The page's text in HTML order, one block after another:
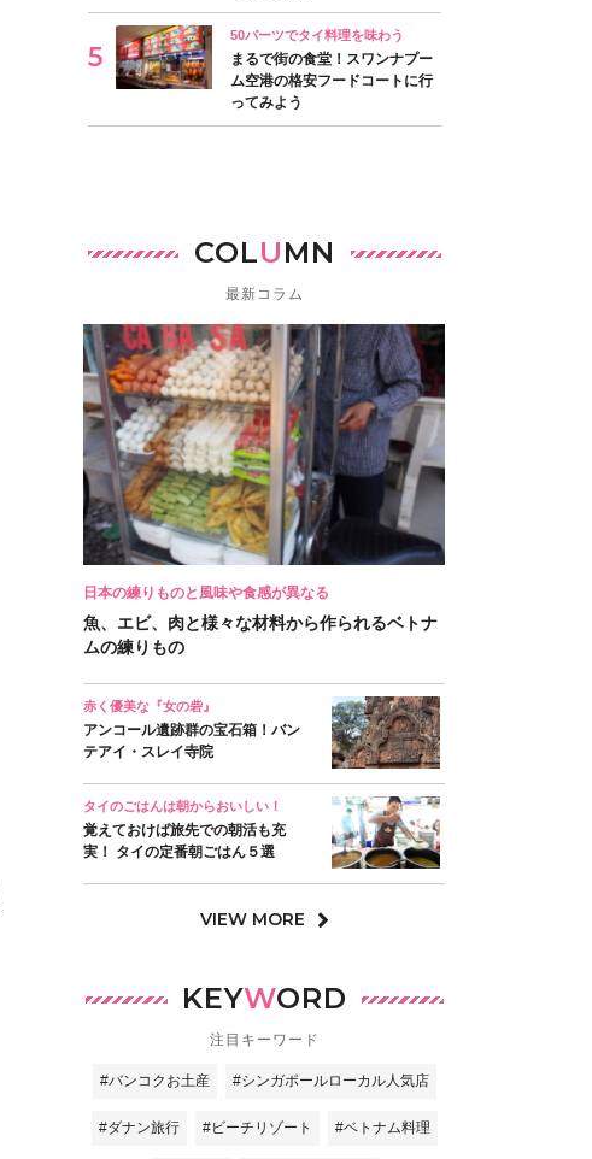
50バーツでタイ料理を味わう
まるで街の食堂！スワンナプー
ム空港の格安フードコートに行
ってみよう
COLUMN
最新コラム
日本の練りものと風味や食感が異なる
魚、エビ、肉と様々な材料から作られるベトナ
ムの練りもの
赤く優美な『女の砦』
アンコール遺跡群の宝石箱！バン
テアイ・スレイ寺院
タイのごはんは朝からおいしい！
覚えておけば旅先での朝活も充
実！ タイの定番朝ごはん５選
VIEW MORE
KEYWORD
注目キーワード
#バンコクお土産 #シンガポールローカル人気店
#ダナン旅行 #ビーチリゾート #ベトナム料理